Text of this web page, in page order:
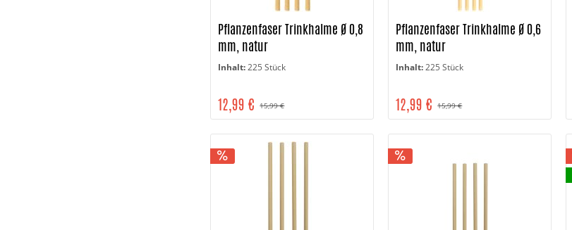
Pflanzenfaser Trinkhalme Ø 0,8
mm, natur
Inhalt:225 Stück
15,99 €
12,99 €
Pflanzenfaser Trinkhalme Ø 0,6
mm, natur
Inhalt:225 Stück
15,99 €
12,99 €